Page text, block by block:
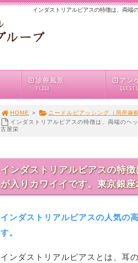
インダストリアルピアスの特徴は、両端
診療風景
FLOW
アン
HOME > ニードルピアッシング（局所麻
インダストリアルピアスの特徴は、両端のヘ
古屋栄
インダストリアルピアスの特
が入りカワイイです。東京銀
インダストリアルピアスの人気の
す。
インダストリアルピアスとは、耳